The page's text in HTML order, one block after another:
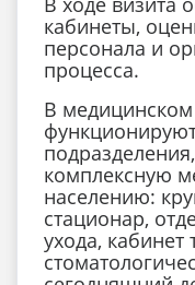
кабинеты,
персонала и
процесса.
В
комплексную
населению:
стационар,
ухода, кабинет